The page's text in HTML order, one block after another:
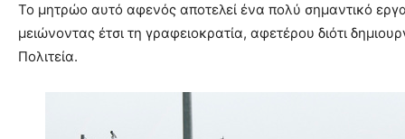
Το μητρώο αυτό αφενός αποτελεί ένα πολύ σημαντικό
μειώνοντας έτσι τη γραφειοκρατία, αφετέρου διότι
Πολιτεία.